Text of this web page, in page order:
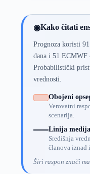
◉Kako čitati
Prognoza koristi
dana i 51 ECMWF
Probabilistički
vrednosti.
Obojeni
Verovatni
scenarija.
Linija
Središnja
članova iznad
Širi raspon znači